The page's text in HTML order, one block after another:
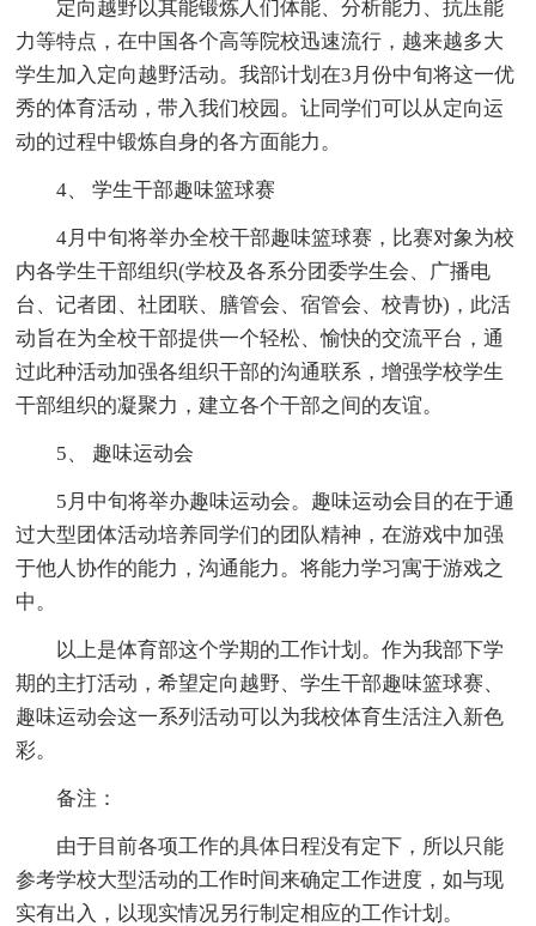
定向越野以其能锻炼人们体能、分析能力、抗压能
力等特点，在中国各个高等院校迅速流行，越来越多大
学生加入定向越野活动。我部计划在3月份中旬将这一优
秀的体育活动，带入我们校园。让同学们可以从定向运
动的过程中锻炼自身的各方面能力。
4、 学生干部趣味篮球赛
4月中旬将举办全校干部趣味篮球赛，比赛对象为校
内各学生干部组织(学校及各系分团委学生会、广播电
台、记者团、社团联、膳管会、宿管会、校青协)，此活
动旨在为全校干部提供一个轻松、愉快的交流平台，通
过此种活动加强各组织干部的沟通联系，增强学校学生
干部组织的凝聚力，建立各个干部之间的友谊。
5、 趣味运动会
5月中旬将举办趣味运动会。趣味运动会目的在于通
过大型团体活动培养同学们的团队精神，在游戏中加强
于他人协作的能力，沟通能力。将能力学习寓于游戏之
中。
以上是体育部这个学期的工作计划。作为我部下学
期的主打活动，希望定向越野、学生干部趣味篮球赛、
趣味运动会这一系列活动可以为我校体育生活注入新色
彩。
备注：
由于目前各项工作的具体日程没有定下，所以只能
参考学校大型活动的工作时间来确定工作进度，如与现
实有出入，以现实情况另行制定相应的工作计划。